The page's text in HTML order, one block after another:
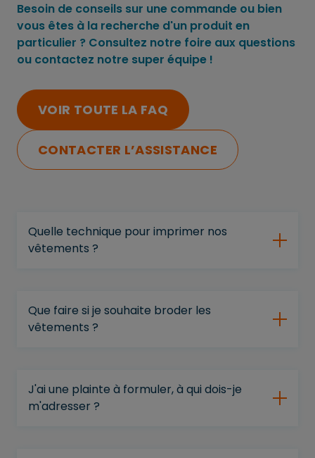
Besoin de conseils sur une commande ou bien
vous êtes à la recherche d'un produit en
particulier ? Consultez notre foire aux questions
ou contactez notre super équipe !
VOIR TOUTE LA FAQ
CONTACTER L’ASSISTANCE
Quelle technique pour imprimer nos
vêtements ?
Que faire si je souhaite broder les
vêtements ?
J'ai une plainte à formuler, à qui dois-je
m'adresser ?